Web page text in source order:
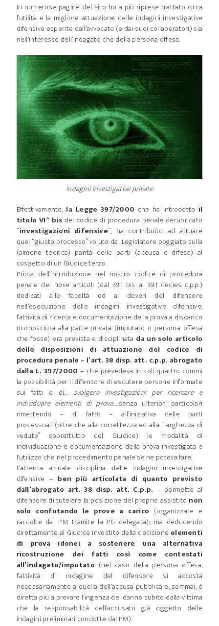
In numerose pagine del sito ho a più riprese trattato circa
l’utilità e la migliore attuazione delle indagini investigative
difensive esperite dall’avvocato (e dai suoi collaboratori) sia
nell’interesse dell’indagato che della persona offesa.
indagini investigative private
Effettivamente, la Legge 397/2000 che ha introdotto il
titolo VI^ bis del codice di procedura penale derubricato
“investigazioni difensive”, ha contribuito ad attuare
quel “giusto processo” voluto dal Legislatore poggiato sulla
(almeno teorica) parità delle parti (accusa e difesa) al
cospetto di un Giudice terzo.
Prima dell’introduzione nel nostro codice di procedura
penale dei nove articoli (dal 391 bis al 391 decies c.p.p.)
dedicati alle facoltà ed ai doveri del difensore
nell’esecuzione delle indagini investigative difensive,
l’attività di ricerca e documentazione della prova a discarico
riconosciuta alla parte privata (imputato o persona offesa
che fosse) era prevista e disciplinata da un solo articolo
delle disposizioni di attuazione del codice di
procedura penale – l’art. 38 disp. att. c.p.p. abrogato
dalla L. 397/2000 – che prevedeva in soli quattro commi
la possibilità per il difensore di escutere persone informate
sui fatti e di… svolgere investigazioni per ricercare e
individuare elementi di prova….senza ulteriori particolari
rimettendo – di fatto – all’iniziativa delle parti
processuali (oltre che alla correttezza ed alla “larghezza di
vedute” soprattutto del Giudice) le modalità di
individuazione e documentazione della prova investigata e
l’utilizzo che nel procedimento penale se ne poteva fare.
L’attenta attuale disciplina delle indagini investigative
difensive – ben più articolata di quanto previsto
dall’abrogato art. 38 disp. att. C.p.p. – permette al
difensore di tutelare la posizione del proprio assistito non
solo confutando le prove a carico (organizzate e
raccolte dal PM tramite la PG delegata); ma deducendo
direttamente al Giudice investito della decisione elementi
di prova idonei a sostenere una alternativa
ricostruzione dei fatti così come contestati
all’indagato/imputato (nel caso della persona offesa,
l’attività di indagine del difensore si accosta
necessariamente a quella dell’accusa pubblica e, semmai, è
diretta più a provare l’ingenza del danno subito dalla vittima
che la responsabilità dell’accusato già oggetto delle
indagini preliminari condotte dal PM).